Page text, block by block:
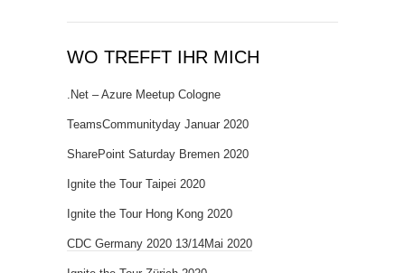
WO TREFFT IHR MICH
.Net – Azure Meetup Cologne
TeamsCommunityday Januar 2020
SharePoint Saturday Bremen 2020
Ignite the Tour Taipei 2020
Ignite the Tour Hong Kong 2020
CDC Germany 2020 13/14Mai 2020